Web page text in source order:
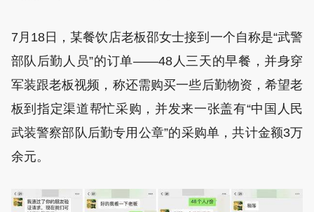
7月18日，某餐饮店老板邵女士接到一个自称是“武警
部队后勤人员”的订单——48人三天的早餐，并身穿
军装跟老板视频，称还需购买一些后勤物资，希望老
板到指定渠道帮忙采购，并发来一张盖有“中国人民
武装警察部队后勤专用公章”的采购单，共计金额3万
余元。